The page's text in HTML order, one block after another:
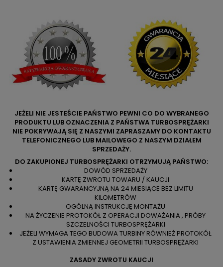
JEŻELI NIE JESTEŚCIE PAŃSTWO PEWNI CO DO WYBRANEGO
PRODUKTU LUB OZNACZENIA Z PAŃSTWA TURBOSPRĘŻARKI
NIE POKRYWAJĄ SIĘ Z NASZYMI ZAPRASZAMY DO KONTAKTU
TELEFONICZNEGO LUB MAILOWEGO Z NASZYM DZIAŁEM
SPRZEDAŻY.
DO ZAKUPIONEJ TURBOSPRĘŻARKI OTRZYMUJĄ PAŃSTWO:
DOWÓD SPRZEDAŻY
KARTĘ ZWROTU TOWARU / KAUCJI
KARTĘ GWARANCYJNĄ NA 24 MIESIĄCE BEZ LIMITU
KILOMETRÓW
OGÓLNĄ INSTRUKCJĘ MONTAŻU
NA ŻYCZENIE PROTOKÓŁ Z OPERACJI DOWAŻANIA , PRÓBY
SZCZELNOŚCI TURBOSPRĘŻARKI
JEŻELI WYMAGA TEGO BUDOWA TURBINY RÓWNIEŻ PROTOKÓŁ
Z USTAWIENIA ZMIENNEJ GEOMETRII TURBOSPRĘŻARKI
ZASADY ZWROTU KAUCJI